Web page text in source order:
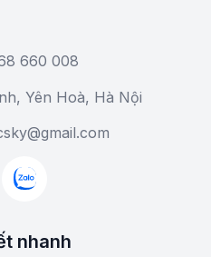
660 008
Yên Hoà, Hà Nội
nhanh